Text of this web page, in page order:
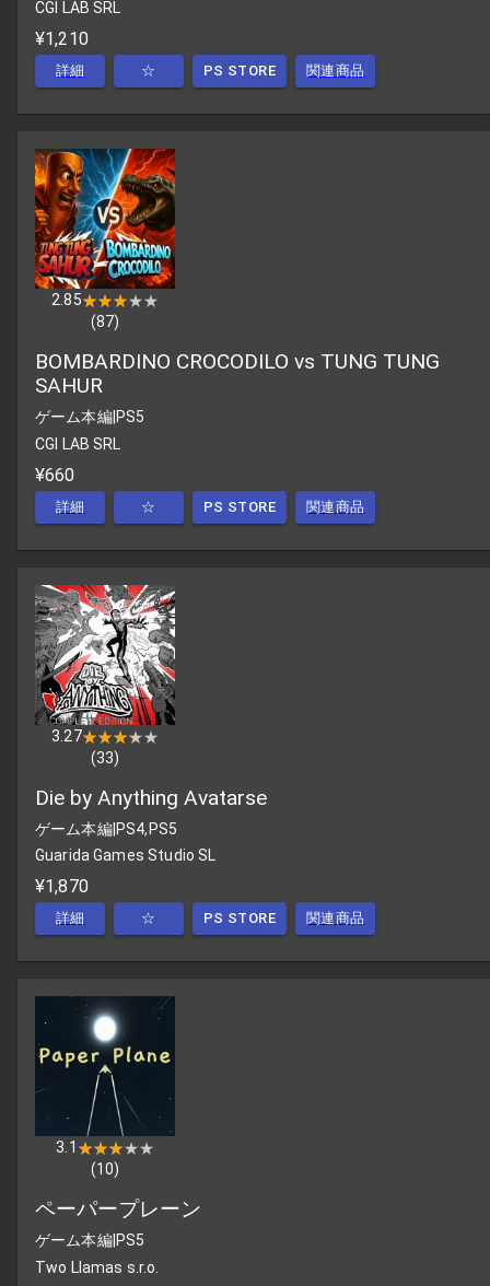
CGI LAB SRL
¥1,210
詳細 ☆ PS STORE 関連商品
2.85★★★★★
★★★★★
(87)
BOMBARDINO CROCODILO vs TUNG TUNG
SAHUR
ゲーム本編| PS5
CGI LAB SRL
¥660
詳細 ☆ PS STORE 関連商品
3.27★★★★★
★★★★★
(33)
Die by Anything Avatarse
ゲーム本編|PS4,PS5
Guarida Games Studio SL
¥1,870
詳細 ☆ PS STORE 関連商品
3.1 ★★★★★
★★★★★
(10)
ペーパープレーン
ゲーム本編| PS5
Two Llamas s.r.o.